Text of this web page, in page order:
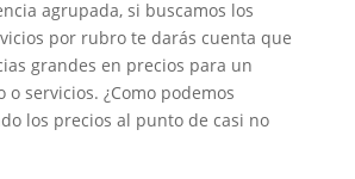
agrupada, si buscamos los
por rubro te darás cuenta que
grandes en precios para un
servicios. ¿Como podemos
los precios al punto de casi no